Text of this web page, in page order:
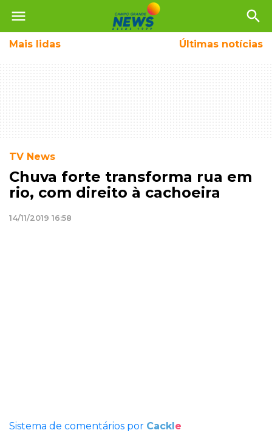
menu search
Mais lidas Últimas notícias
TV News
Chuva forte transforma rua em
rio, com direito à cachoeira
14/11/2019 16:58
Sistema de comentários por Cackle